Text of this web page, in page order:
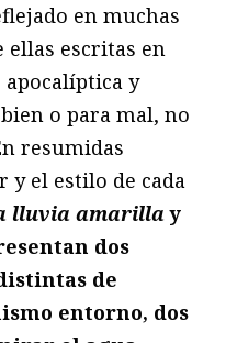
en muchas
ellas escritas en
y
o para mal, no
resumidas
y el estilo de cada
lluvia amarillay
dos
de
entorno, dos